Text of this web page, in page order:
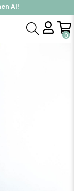
Al!
Üye Ol!
0